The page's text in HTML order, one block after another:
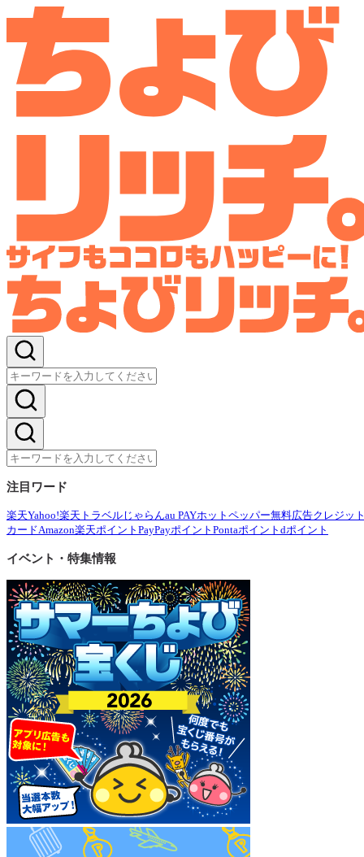
注目ワード
楽天Yahoo!楽天トラベル じゃらんau PAYホットペッパー無料広告クレジッ
カードAmazon楽天ポイント PayPayポイント Pontaポイント dポイント
イベント・特集情報